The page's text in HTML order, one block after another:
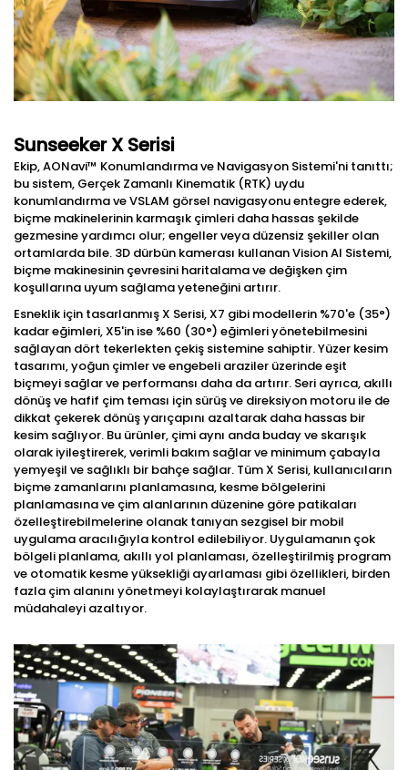
Sunseeker X Serisi
Ekip, AONavi™ Konumlandırma ve Navigasyon Sistemi'ni tanıttı;
bu sistem, Gerçek Zamanlı Kinematik (RTK) uydu
konumlandırma ve VSLAM görsel navigasyonu entegre ederek,
biçme makinelerinin karmaşık çimleri daha hassas şekilde
gezmesine yardımcı olur; engeller veya düzensiz şekiller olan
ortamlarda bile. 3D dürbün kamerası kullanan Vision AI Sistemi,
biçme makinesinin çevresini haritalama ve değişken çim
koşullarına uyum sağlama yeteneğini artırır.
Esneklik için tasarlanmış X Serisi, X7 gibi modellerin %70'e (35°)
kadar eğimleri, X5'in ise %60 (30°) eğimleri yönetebilmesini
sağlayan dört tekerlekten çekiş sistemine sahiptir. Yüzer kesim
tasarımı, yoğun çimler ve engebeli araziler üzerinde eşit
biçmeyi sağlar ve performansı daha da artırır. Seri ayrıca, akıllı
dönüş ve hafif çim teması için sürüş ve direksiyon motoru ile de
dikkat çekerek dönüş yarıçapını azaltarak daha hassas bir
kesim sağlıyor. Bu ürünler, çimi aynı anda buday ve skarışık
olarak iyileştirerek, verimli bakım sağlar ve minimum çabayla
yemyeşil ve sağlıklı bir bahçe sağlar. Tüm X Serisi, kullanıcıların
biçme zamanlarını planlamasına, kesme bölgelerini
planlamasına ve çim alanlarının düzenine göre patikaları
özelleştirebilmelerine olanak tanıyan sezgisel bir mobil
uygulama aracılığıyla kontrol edilebiliyor. Uygulamanın çok
bölgeli planlama, akıllı yol planlaması, özelleştirilmiş program
ve otomatik kesme yüksekliği ayarlaması gibi özellikleri, birden
fazla çim alanını yönetmeyi kolaylaştırarak manuel
müdahaleyi azaltıyor.